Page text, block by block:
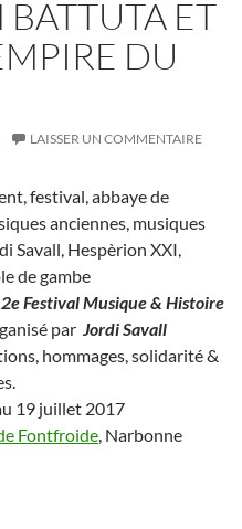
ET
DU
LAISSER UN COMMENTAIRE
festival, abbaye de
anciennes, musiques
Savall, Hespèrion XXI,
de gambe
Festival Musique & Histoire
par Jordi Savall
hommages, solidarité &
19 juillet 2017
Fontfroide, Narbonne